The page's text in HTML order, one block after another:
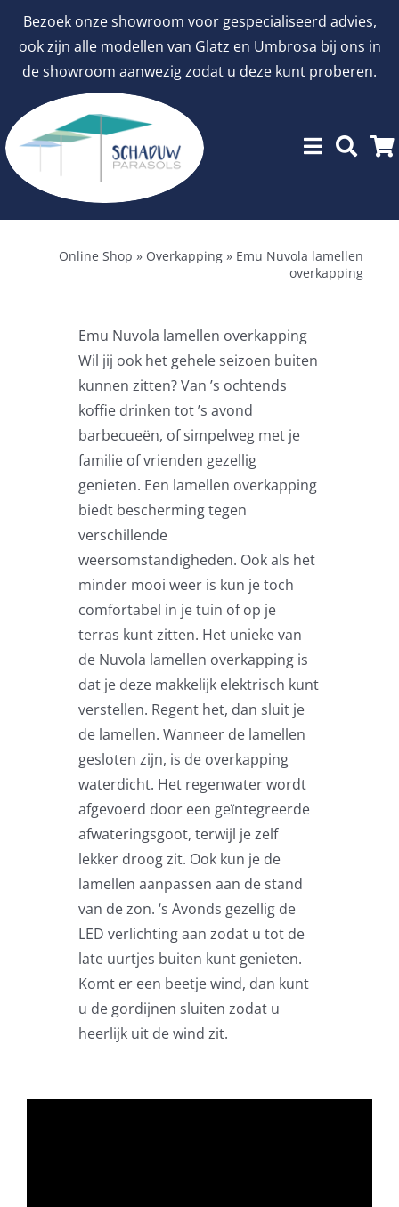
Bezoek onze showroom voor gespecialiseerd advies,
ook zijn alle modellen van Glatz en Umbrosa bij ons in
de showroom aanwezig zodat u deze kunt proberen.
inhoud
Menu
Zweefparasols
Horeca parasols
Schaduwdoeken
Snel leverbaar
Parasolvoeten
Balkonklemmen
Beschermhoezen
Verlichting
Glatz Vita Collectie
Glatz parasoldoeken
Online Shop » Overkapping » Emu Nuvola lamellen
overkapping
Emu Nuvola lamellen overkapping
Wil jij ook het gehele seizoen buiten
kunnen zitten? Van ’s ochtends
koffie drinken tot ’s avond
barbecueën, of simpelweg met je
familie of vrienden gezellig
genieten. Een lamellen overkapping
biedt bescherming tegen
verschillende
weersomstandigheden. Ook als het
minder mooi weer is kun je toch
comfortabel in je tuin of op je
terras kunt zitten. Het unieke van
de Nuvola lamellen overkapping is
dat je deze makkelijk elektrisch kunt
verstellen. Regent het, dan sluit je
de lamellen. Wanneer de lamellen
gesloten zijn, is de overkapping
waterdicht. Het regenwater wordt
afgevoerd door een geïntegreerde
afwateringsgoot, terwijl je zelf
lekker droog zit. Ook kun je de
lamellen aanpassen aan de stand
van de zon. ‘s Avonds gezellig de
LED verlichting aan zodat u tot de
late uurtjes buiten kunt genieten.
Komt er een beetje wind, dan kunt
u de gordijnen sluiten zodat u
heerlijk uit de wind zit.